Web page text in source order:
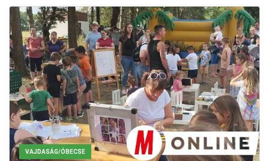
VAJDASÁG/ÓBECSE